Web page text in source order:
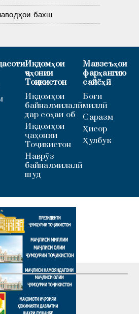
бахш
Иқдомҳои
ҷаҳонии
Тоҷикистон
Иқдомҳои
байналмилалӣ
дар соҳаи об
Иқдомҳои
ҷаҳонии
Тоҷикистон
Наврӯз
байналмилалӣ
шуд
Мавзеъҳои
фарҳангию
сайёҳӣ
Боғи
миллӣ
Саразм
Ҳисор
Ҳулбук